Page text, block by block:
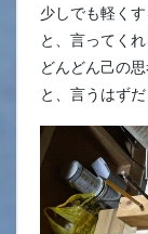
少しでも軽く
と、言ってく
どんどん己の
と、言うはずだ